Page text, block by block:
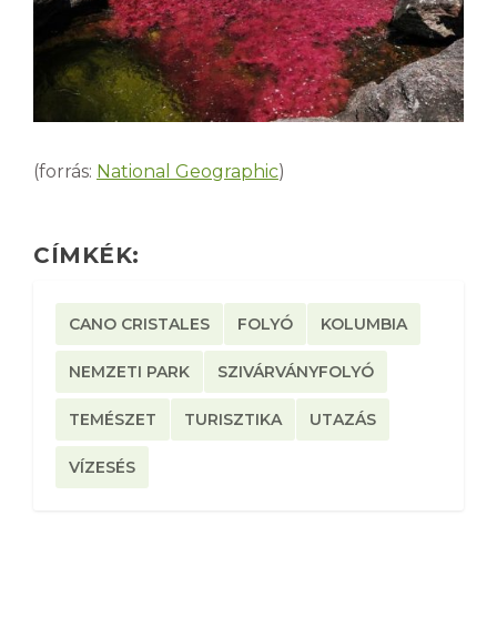
(forrás: National Geographic)
CÍMKÉK:
CANO CRISTALES FOLYÓ KOLUMBIA
NEMZETI PARK SZIVÁRVÁNYFOLYÓ
TEMÉSZET TURISZTIKA UTAZÁS
VÍZESÉS